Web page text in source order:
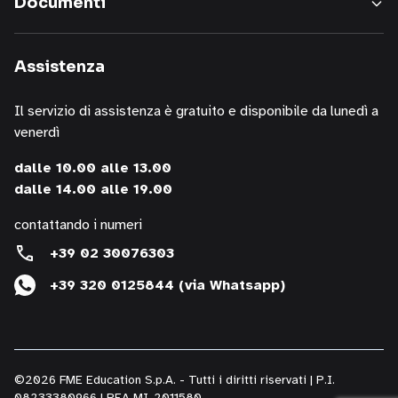
servizi,
informazioni
corsi
nostra
società,
di
di
studi,
anche
per
il
Assistenza
Il servizio di assistenza è gratuito e disponibile da lunedì a
venerdì
dalle 10.00 alle 13.00
dalle 14.00 alle 19.00
contattando i numeri
+39 02 30076303
+39 320 0125844 (via Whatsapp)
©2026 FME Education S.p.A. - Tutti i diritti riservati | P.I.